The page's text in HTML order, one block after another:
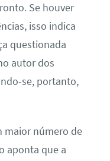
Se houver
isso indica
questionada
autor dos
se, portanto,
maior número de
aponta que a